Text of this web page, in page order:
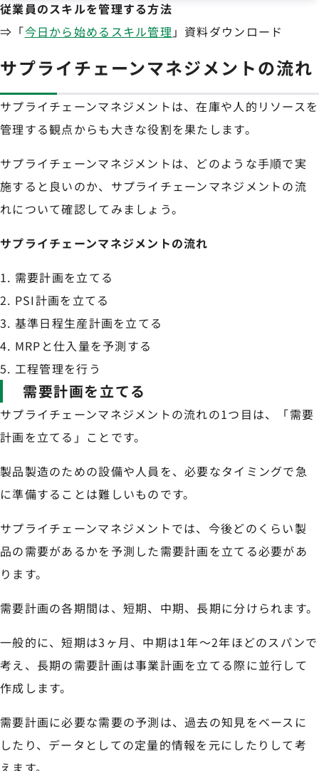
従業員のスキルを管理する方法
⇒「今日から始めるスキル管理 」資料ダウンロード
サプライチェーンマネジメントの流れ
サプライチェーンマネジメントは、在庫や人的リソースを
管理する観点からも大きな役割を果たします。
サプライチェーンマネジメントは、どのような手順で実
施すると良いのか、サプライチェーンマネジメントの流
れについて確認してみましょう。
サプライチェーンマネジメントの流れ
需要計画を立てる
PSI計画を立てる
基準日程生産計画を立てる
MRPと仕入量を予測する
工程管理を行う
需要計画を立てる
サプライチェーンマネジメントの流れの1つ目は、「需要
計画を立てる」ことです。
製品製造のための設備や人員を、必要なタイミングで急
に準備することは難しいものです。
サプライチェーンマネジメントでは、今後どのくらい製
品の需要があるかを予測した需要計画を立てる必要があ
ります。
需要計画の各期間は、短期、中期、長期に分けられます。
一般的に、短期は3ヶ月、中期は1年〜2年ほどのスパンで
考え、長期の需要計画は事業計画を立てる際に並行して
作成します。
需要計画に必要な需要の予測は、過去の知見をベースに
したり、データとしての定量的情報を元にしたりして考
えます。